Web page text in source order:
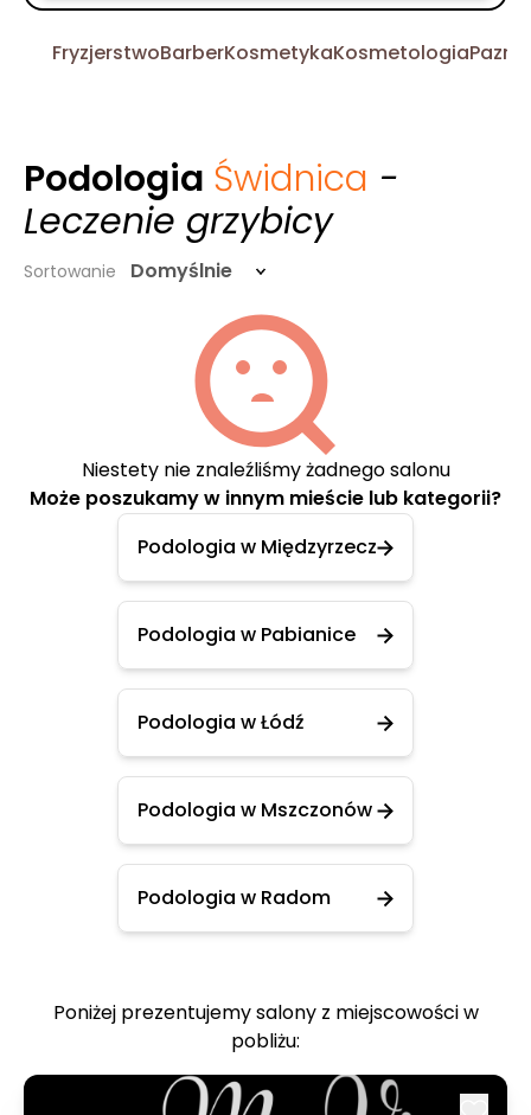
FryzjerstwoBarberKosmetykaKosmetologia
Podologia Świdnica -
Leczenie grzybicy
Sortowanie Domyślnie
Niestety nie znaleźliśmy żadnego salonu
Może poszukamy w innym mieście lub kategorii?
Podologia w Międzyrzecz
Podologia w Pabianice
Podologia w Łódź
Podologia w Mszczonów
Podologia w Radom
Poniżej prezentujemy salony z miejscowości w
pobliżu: